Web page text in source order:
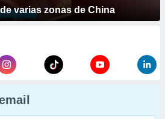
varias zonas de China